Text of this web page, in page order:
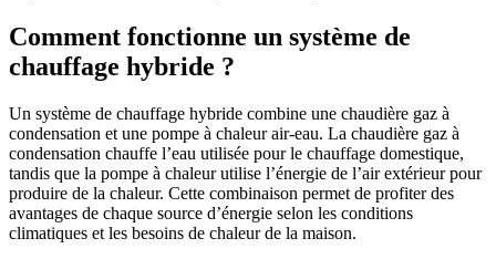
Comment fonctionne un système de
chauffage hybride ?
Un système de chauffage hybride combine une chaudière gaz à
condensation et une pompe à chaleur air-eau. La chaudière gaz à
condensation chauffe l’eau utilisée pour le chauffage domestique,
tandis que la pompe à chaleur utilise l’énergie de l’air extérieur pour
produire de la chaleur. Cette combinaison permet de profiter des
avantages de chaque source d’énergie selon les conditions
climatiques et les besoins de chaleur de la maison.